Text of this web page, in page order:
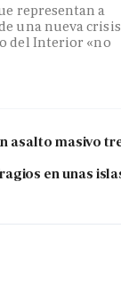
representan a
una nueva crisis
del Interior «no
asalto masivo
en unas